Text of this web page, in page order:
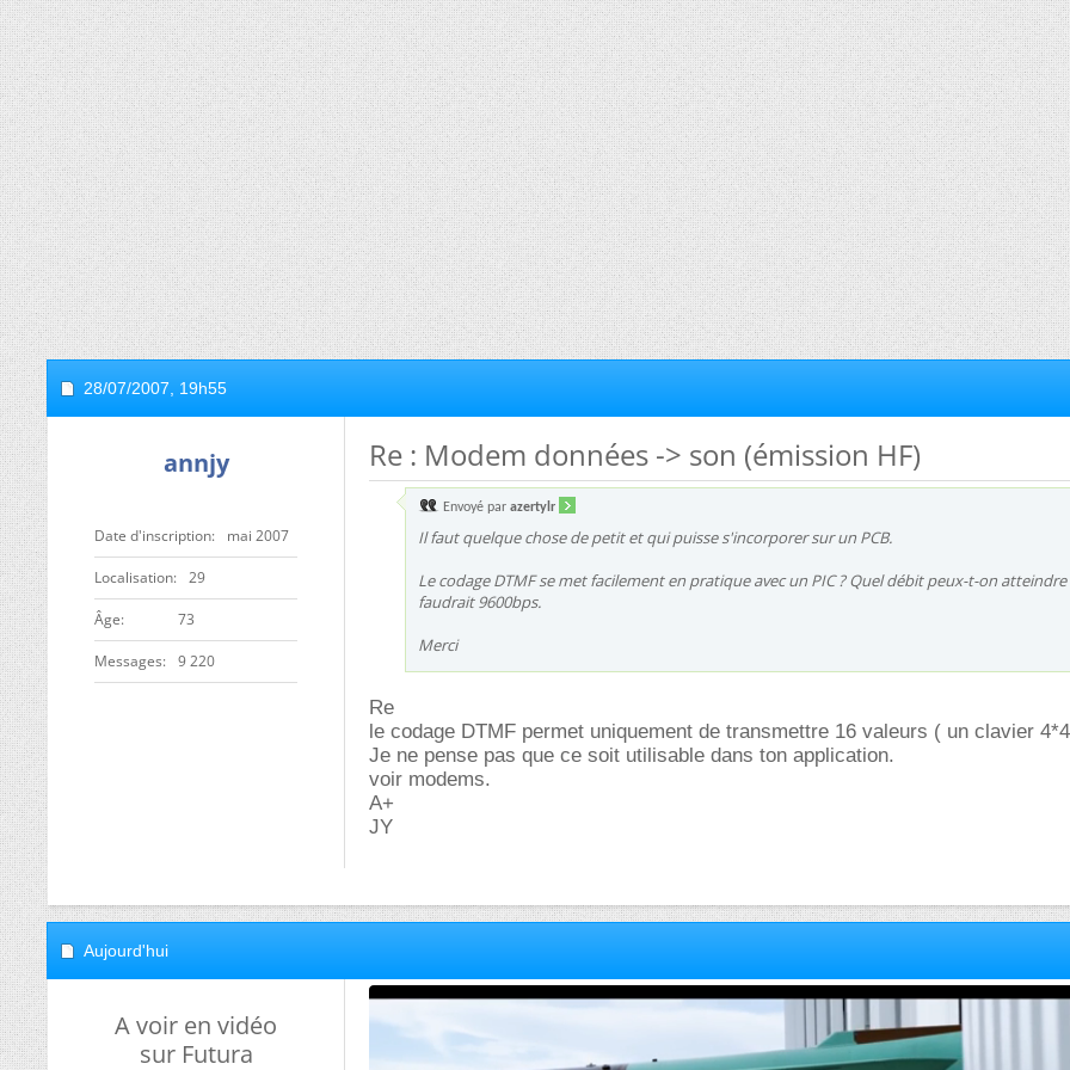
28/07/2007, 19h55
annjy
Date d'inscription mai 2007
Localisation 29
ge 73
Messages 9 220
Re : Modem données -> son (émission HF)
Envoyé par azertylr
Il faut quelque chose de petit et qui puisse s'incorporer sur un PCB.
Le codage DTMF se met facilement en pratique avec un PIC ? Quel débit peux-t-on atteindre
faudrait 9600bps.
Merci
Re
le codage DTMF permet uniquement de transmettre 16 valeurs ( un clavier
Je ne pense pas que ce soit utilisable dans ton application.
voir modems.
A+
JY
Aujourd'hui
A voir en vidéo
sur Futura